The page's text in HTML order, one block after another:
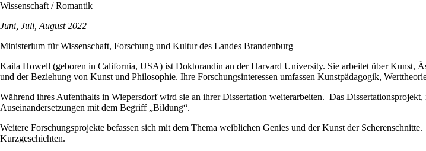
Wissenschaft / Romantik
Juni, Juli, August 2022
Ministerium für Wissenschaft, Forschung und Kultur des Landes Brandenburg
Kaila Howell (geboren in California, USA) ist Doktorandin an der Harvard University. Sie arbeitet über Kunst,
und der Beziehung von Kunst und Philosophie. Ihre Forschungsinteressen umfassen Kunstpädagogik,
Während ihres Aufenthalts in Wiepersdorf wird sie an ihrer Dissertation weiterarbeiten. Das
Auseinandersetzungen mit dem Begriff „Bildung“.
Weitere Forschungsprojekte befassen sich mit dem Thema weiblichen Genies und der Kunst der
Kurzgeschichten.